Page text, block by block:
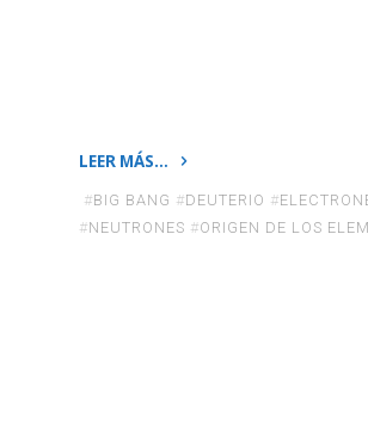
LEER MÁS…
«Origen
de
#BIG BANG #DEUTERIO #
#NEUTRONES #ORIGEN DE LOS